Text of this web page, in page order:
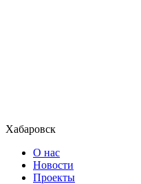
Хабаровск
О нас
Новости
Проекты